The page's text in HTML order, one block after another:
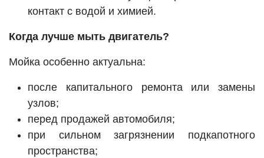
контакт с водой и химией.
Когда лучше мыть двигатель?
Мойка особенно актуальна:
после капитального ремонта или замены
узлов;
перед продажей автомобиля;
при сильном загрязнении подкапотного
пространства;